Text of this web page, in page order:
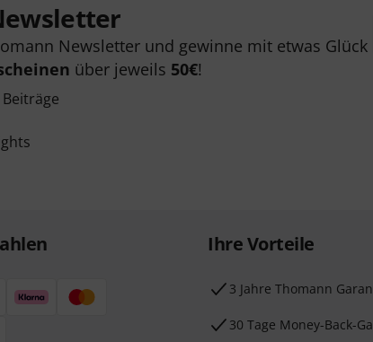
Newsletter und gewinne mit etwas Glück
über jeweils 50€!
Ihre Vorteile
3 Jahre Thomann
30 Tage Money-Back-